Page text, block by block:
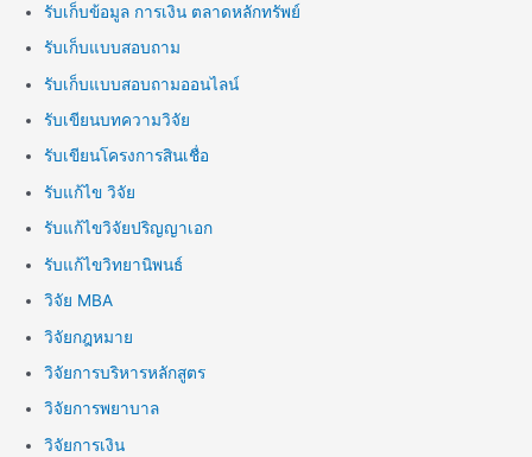
รับเก็บข้อมูล การเงิน ตลาดหลักทรัพย์
รับเก็บแบบสอบถาม
รับเก็บแบบสอบถามออนไลน์
รับเขียนบทความวิจัย
รับเขียนโครงการสินเชื่อ
รับแก้ไข วิจัย
รับแก้ไขวิจัยปริญญาเอก
รับแก้ไขวิทยานิพนธ์
วิจัย MBA
วิจัยกฎหมาย
วิจัยการบริหารหลักสูตร
วิจัยการพยาบาล
วิจัยการเงิน